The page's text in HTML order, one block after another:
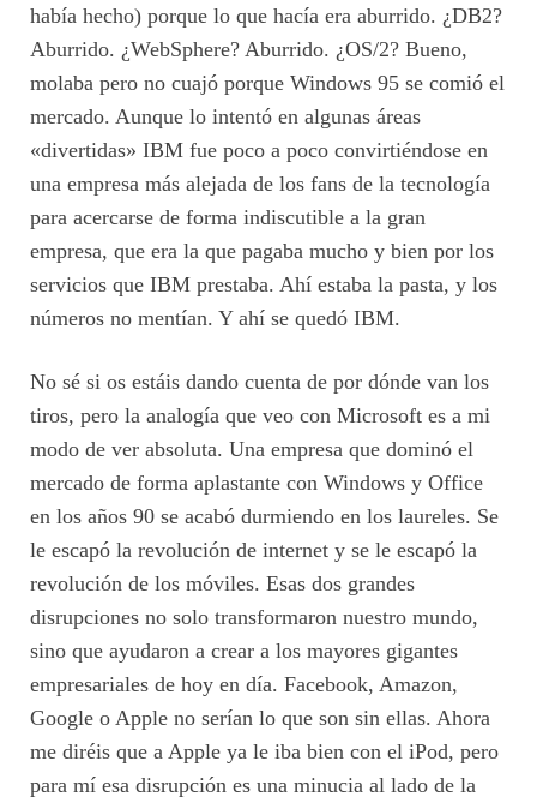
había hecho) porque lo que hacía era aburrido. ¿DB2?
Aburrido. ¿WebSphere? Aburrido. ¿OS/2? Bueno,
molaba pero no cuajó porque Windows 95 se comió el
mercado. Aunque lo intentó en algunas áreas
«divertidas» IBM fue poco a poco convirtiéndose en
una empresa más alejada de los fans de la tecnología
para acercarse de forma indiscutible a la gran
empresa, que era la que pagaba mucho y bien por los
servicios que IBM prestaba. Ahí estaba la pasta, y los
números no mentían. Y ahí se quedó IBM.
No sé si os estáis dando cuenta de por dónde van los
tiros, pero la analogía que veo con Microsoft es a mi
modo de ver absoluta. Una empresa que dominó el
mercado de forma aplastante con Windows y Office
en los años 90 se acabó durmiendo en los laureles. Se
le escapó la revolución de internet y se le escapó la
revolución de los móviles. Esas dos grandes
disrupciones no solo transformaron nuestro mundo,
sino que ayudaron a crear a los mayores gigantes
empresariales de hoy en día. Facebook, Amazon,
Google o Apple no serían lo que son sin ellas. Ahora
me diréis que a Apple ya le iba bien con el iPod, pero
para mí esa disrupción es una minucia al lado de la